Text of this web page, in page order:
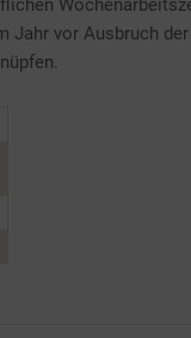
vor Ausbruch